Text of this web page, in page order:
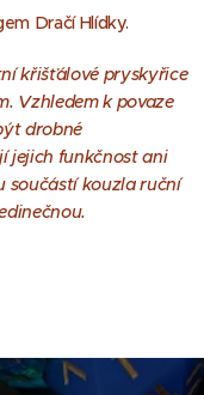
Dračí Hlídky.
křišťálové pryskyřice
Vzhledem k povaze
drobné
jejich funkčnost ani
součástí kouzla ruční